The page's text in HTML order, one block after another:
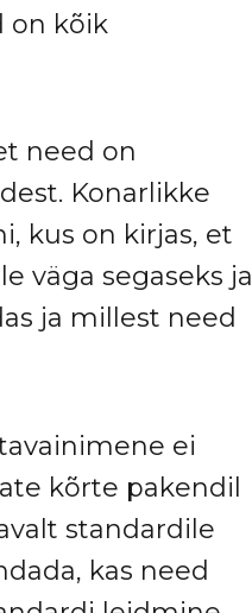
on kõik
need on
Konarlikke
kus on kirjas, et
väga segaseks ja
ja millest need
ei
kõrte pakendil
standardile
kas need